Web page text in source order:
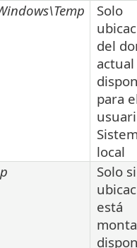
Solo
del
para
local
Solo
está